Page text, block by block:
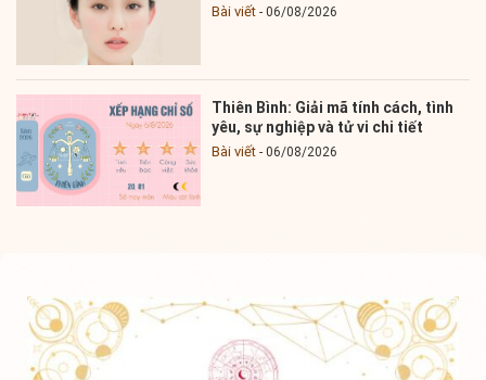
Bài viết 06/08/2026
Thiên Bình: Giải mã tính cách, tình
yêu, sự nghiệp và tử vi chi tiết
Bài viết 06/08/2026